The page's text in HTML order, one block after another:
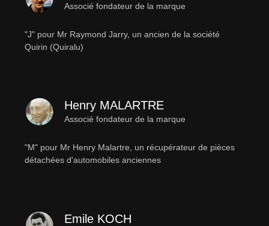
Associé fondateur de la marque
"J" pour Mr Raymond Jarry, un ancien de la société
Quirin (Quiralu)
Henry MALARTRE
Associé fondateur de la marque
"M" pour Mr Henry Malartre, un récupérateur de pièces
détachées d'automobiles anciennes
Emile KOCH